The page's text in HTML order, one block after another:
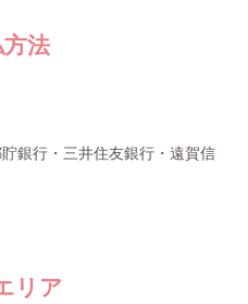
法
銀行・三井住友銀行・遠賀信
リア